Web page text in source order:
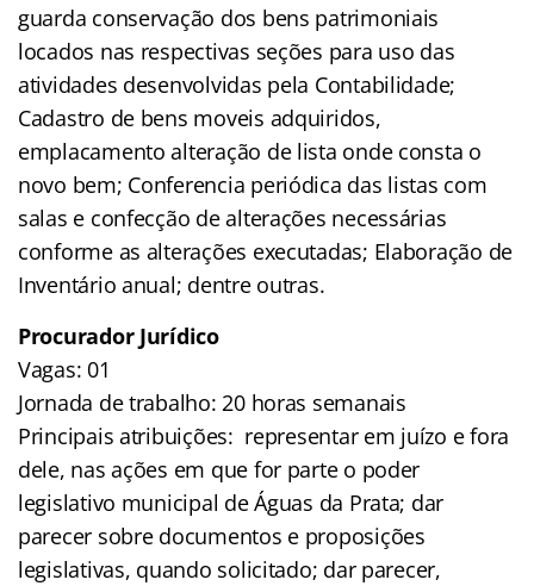
guarda conservação dos bens patrimoniais
locados nas respectivas seções para uso das
atividades desenvolvidas pela Contabilidade;
Cadastro de bens moveis adquiridos,
emplacamento alteração de lista onde consta o
novo bem; Conferencia periódica das listas com
salas e confecção de alterações necessárias
conforme as alterações executadas; Elaboração de
Inventário anual; dentre outras.
Procurador Jurídico
Vagas: 01
Jornada de trabalho: 20 horas semanais
Principais atribuições: representar em juízo e fora
dele, nas ações em que for parte o poder
legislativo municipal de Águas da Prata; dar
parecer sobre documentos e proposições
legislativas, quando solicitado; dar parecer,